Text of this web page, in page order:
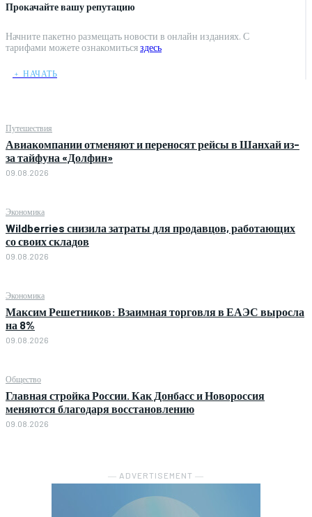
Прокачайте вашу репутацию
Начните пакетно размещать новости в онлайн изданиях. С
тарифами можете ознакомитьсяздесь
﹢ НАЧАТЬ
Путешествия
Авиакомпании отменяют и переносят рейсы в Шанхай из-
за тайфуна «Долфин»
09.08.2026
Экономика
Wildberries снизила затраты для продавцов, работающих
со своих складов
09.08.2026
Экономика
Максим Решетников: Взаимная торговля в ЕАЭС выросла
на 8%
09.08.2026
Общество
Главная стройка России. Как Донбасс и Новороссия
меняются благодаря восстановлению
09.08.2026
― ADVERTISEMENT ―